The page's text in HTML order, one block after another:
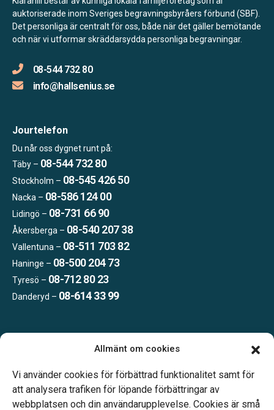
Allmänt om cookies
Vi använder cookies för förbättrad funktionalitet samt för
att analysera trafiken för löpande förbättringar av
webbplatsen och din användarupplevelse. Cookies är små
auktoriserade inom Sveriges begravningsbyråers förbund (SBF).
Det personliga är centralt för oss, både när det gäller bemötande
och när vi utformar skräddarsydda personliga begravningar.
08-544 732 80
info@hallsenius.se
Jourtelefon
Du når oss dygnet runt på:
Täby – 08-544 732 80
Stockholm – 08-545 426 50
Nacka – 08-586 124 00
Lidingö – 08-731 66 90
Åkersberga – 08-540 207 38
Vallentuna – 08-511 703 82
Haninge – 08-500 204 73
Tyresö – 08-712 80 23
Danderyd – 08-614 33 99
Telefonjour dygnet runt.